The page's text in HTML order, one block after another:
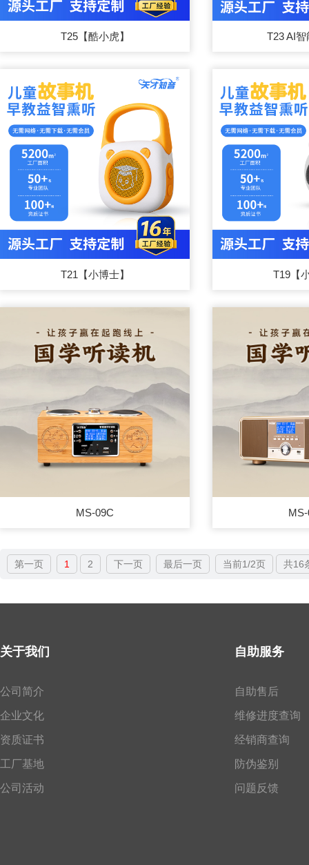
T25【酷小虎】 T23 AI
T21【小博士】 T19【
MS-09C
第一页 1 2 下一页 最后一页 当前1/2页 共16
关于我们
公司简介
企业文化
资质证书
工厂基地
公司活动
自助服务
自助售后
维修进度查询
经销商查询
防伪鉴别
问题反馈